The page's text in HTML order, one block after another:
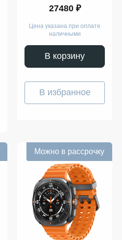
27480 ₽
Цена указана при оплате
наличными
В корзину
В избранное
Можно в рассрочку